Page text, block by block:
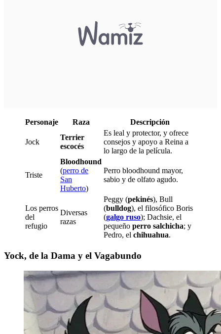
Personaje Raza Descripción
Jock
Terrier
escocés
Es leal y protector, y ofrece
consejos y apoyo a Reina a
lo largo de la película.
Triste
Bloodhound
(perro de
San
Huberto)
Perro bloodhound mayor,
sabio y de olfato agudo.
Los perros
del
refugio
Diversas
razas
Peggy (pekinés), Bull
(bulldog), el filosófico Boris
(galgo ruso); Dachsie, el
pequeño perro salchicha; y
Pedro, el chihuahua.
Yock, de la Dama y el Vagabundo